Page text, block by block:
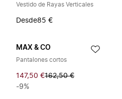
Vestido de Rayas Verticales
Desde85 €
MAX & CO
Pantalones cortos
147,50 €162,50 €
-9%